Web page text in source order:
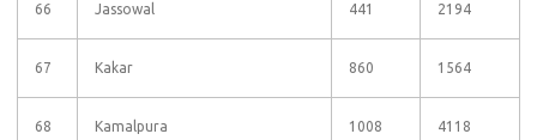
66 Jassowal 441 2194
67 Kakar 860 1564
68 Kamalpura 1008 4118